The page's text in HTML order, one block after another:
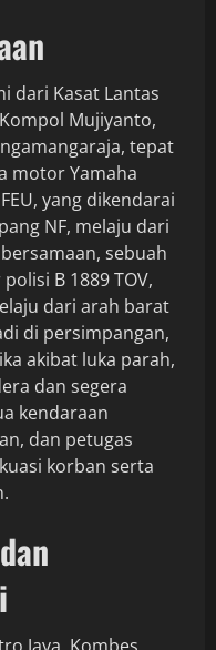
dari Kasat Lantas
Mujiyanto,
tepat
motor Yamaha
yang dikendarai
NF, melaju dari
sebuah
B 1889 TOV,
dari arah barat
di persimpangan,
akibat luka parah,
dan segera
kendaraan
dan petugas
korban serta
Jaya, Kombes